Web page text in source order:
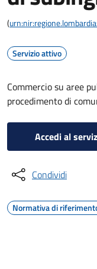
(
Servizio attivo
Commercio su aree
procedimento di
Accedi al
Condividi
Normativa di